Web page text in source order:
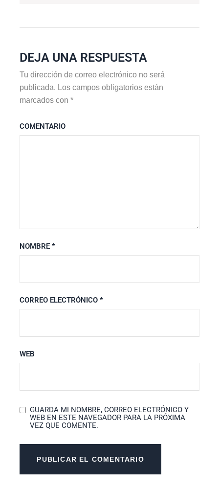
DEJA UNA RESPUESTA
Tu dirección de correo electrónico no será
publicada. Los campos obligatorios están
marcados con*
COMENTARIO
NOMBRE*
CORREO ELECTRÓNICO*
WEB
GUARDA MI NOMBRE, CORREO ELECTRÓNICO Y
WEB EN ESTE NAVEGADOR PARA LA PRÓXIMA
VEZ QUE COMENTE.
PUBLICAR EL COMENTARIO